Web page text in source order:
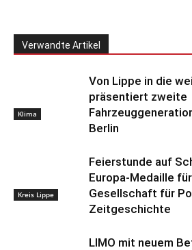
Verwandte Artikel
Klima
Von Lippe in die
präsentiert zweite
Berlin
Kreis Lippe
Feierstunde auf
Europa-Medaille
Gesellschaft für
Zeitgeschichte
LIMO mit neuem